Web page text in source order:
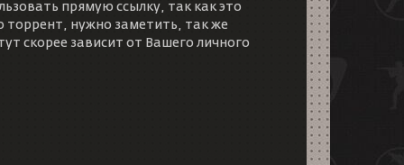
прямую ссылку, так как это
торрент, нужно заметить, так же
скорее зависит от Вашего личного